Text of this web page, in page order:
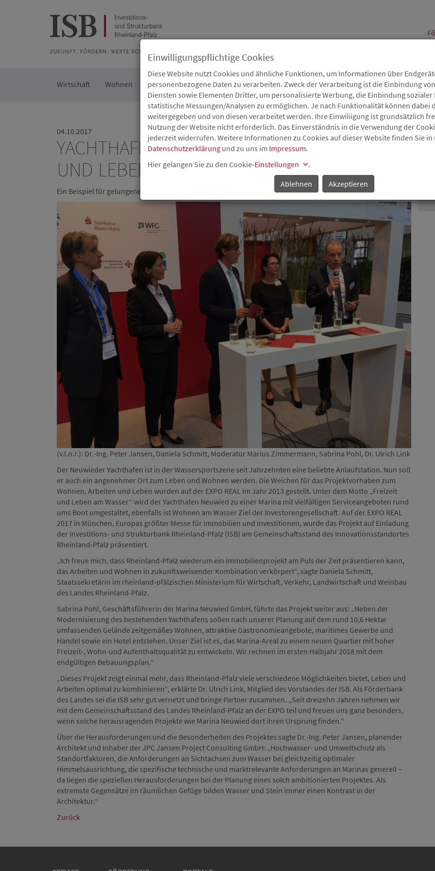
Wirtschaft Wohnen Kommunal Die ISB Karriere Service Aktuelles
04.10.2017
YACHTHAFEN MARINA NEUWIED – WOHNEN
UND LEBEN AM WASSER
Ein Beispiel für gelungene Projektanbahnung auf der EXPO REAL
(v.l.n.r.): Dr.-Ing. Peter Jansen, Daniela Schmitt, Moderator Marius Zimmermann, Sabrina Pohl, Dr. Ulrich Link
Der Neuwieder Yachthafen ist in der Wassersportszene seit Jahrzehnten eine beliebte Anlaufstation. Nun soll
er auch ein angenehmer Ort zum Leben und Wohnen werden. Die Weichen für das Projektvorhaben zum
Wohnen, Arbeiten und Leben wurden auf der EXPO REAL im Jahr 2013 gestellt. Unter dem Motto „Freizeit
und Leben am Wasser“ wird der Yachthafen Neuwied zu einer Marina mit vielfältigen Serviceangeboten rund
ums Boot umgestaltet, ebenfalls ist Wohnen am Wasser Ziel der Investorengesellschaft. Auf der EXPO REAL
2017 in München, Europas größter Messe für Immobilien und Investitionen, wurde das Projekt auf Einladung
der Investitions- und Strukturbank Rheinland-Pfalz (ISB) am Gemeinschaftsstand des Innovationsstandortes
Rheinland-Pfalz präsentiert.
„Ich freue mich, dass Rheinland-Pfalz wiederum ein Immobilienprojekt am Puls der Zeit präsentieren kann,
das Arbeiten und Wohnen in zukunftsweisender Kombination verkörpert“, sagte Daniela Schmitt,
Staatssekretärin im rheinland-pfälzischen Ministerium für Wirtschaft, Verkehr, Landwirtschaft und Weinbau
des Landes Rheinland-Pfalz.
Sabrina Pohl, Geschäftsführerin der Marina Neuwied GmbH, führte das Projekt weiter aus: „Neben der
Modernisierung des bestehenden Yachthafens sollen nach unserer Planung auf dem rund 10,6 Hektar
umfassenden Gelände zeitgemäßes Wohnen, attraktive Gastronomieangebote, maritimes Gewerbe und
Handel sowie ein Hotel entstehen. Unser Ziel ist es, das Marina-Areal zu einem neuen Quartier mit hoher
Freizeit-, Wohn-und Aufenthaltsqualität zu entwickeln. Wir rechnen im ersten Halbjahr 2018 mit dem
endgültigen Bebauungsplan.“
„Dieses Projekt zeigt einmal mehr, dass Rheinland-Pfalz viele verschiedene Möglichkeiten bietet, Leben und
Arbeiten optimal zu kombinieren“, erklärte Dr. Ulrich Link, Mitglied des Vorstandes der ISB. Als Förderbank
des Landes sei die ISB sehr gut vernetzt und bringe Partner zusammen. „Seit dreizehn Jahren nehmen wir
mit dem Gemeinschaftsstand des Landes Rheinland-Pfalz an der EXPO teil und freuen uns ganz besonders,
wenn solche herausragenden Projekte wie Marina Neuwied dort ihren Ursprung finden.“
Über die Herausforderungen und die Besonderheiten des Projektes sagte Dr.-Ing. Peter Jansen, planender
Architekt und Inhaber der JPC Jansen Project Consulting GmbH: „Hochwasser- und Umweltschutz als
Standortfaktoren, die Anforderungen an Sichtachsen zum Wasser bei gleichzeitig optimaler
Himmelsausrichtung, die spezifische technische und marktrelevante Anforderungen an Marinas generell –
da liegen die speziellen Herausforderungen bei der Planung eines solch ambitionierten Projektes. Als
extremste Gegensätze im räumlichen Gefüge bilden Wasser und Stein immer einen Kontrast in der
Architektur.“
Zurück
Einwilligungspflichtige Cookies
Diese Website nutzt Cookies und ähnliche Funktionen, um Informationen über
personenbezogene Daten zu verarbeiten. Zweck der Verarbeitung ist die Einbindung
Diensten sowie Elementen Dritter, um personalisierte Werbung, die Einbindung sozialer
statistische Messungen/Analysen zu ermöglichen. Je nach Funktionalität können dabei
weitergegeben und von diesen verarbeitet werden. Ihre Einwiliigung ist grundsätzlich
Nutzung der Website nicht erforderlich. Das Einverständnis in die Verwendung der
jederzeit widerrufen. Weitere Informationen zu Cookies auf dieser Website finden Sie in
Datenschutzerklärung und zu uns im Impressum.
Hier gelangen Sie zu den Cookie-Einstellungen
.
Ablehnen
Akzeptieren